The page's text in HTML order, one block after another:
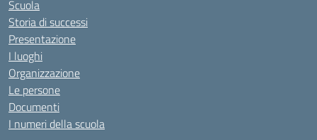
Scuola
Storia di successi
Presentazione
I luoghi
Organizzazione
Le persone
Documenti
I numeri della scuola